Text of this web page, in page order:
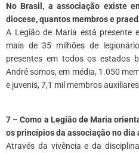
No Brasil, a associação existe
diocese, quantos membros e
A Legião de Maria está presente
mais de 35 milhões de
presentes em todos os estados
André somos, em média, 1.050
e juvenis, 7,1 mil membros
7 – Como a Legião de Maria
os princípios da associação no dia
Através da vivência e da